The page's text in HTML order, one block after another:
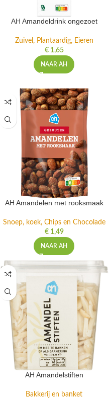
AH Amandeldrink ongezoet
Zuivel, Plantaardig, Eieren
€1,65
NAAR AH
AH Amandelen met rooksmaak
Snoep, koek, Chips en Chocolade
€1,49
NAAR AH
AH Amandelstiften
Bakkerij en banket